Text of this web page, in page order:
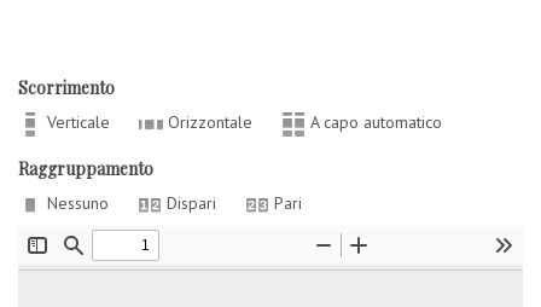
Scorrimento
Verticale Orizzontale A capo automatico
Raggruppamento
Nessuno Dispari Pari